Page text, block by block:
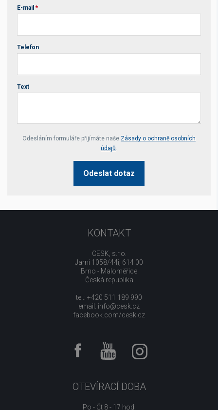
E-mail *
Telefon
Text
Your website *
Odesláním formuláře přijímáte naše Zásady o ochraně osobních
údajů.
Odeslat dotaz
KONTAKT
CESK, s.r.o.
Jarní 1058/44i, 614 00
Brno - Maloměřice
Česká republika
tel.: +420 511 189 990
email: info@cesk.cz
facebook.com/cesk.cz
OTEVÍRACÍ DOBA
Po - Čt 8 - 17 hod.